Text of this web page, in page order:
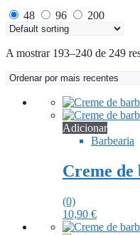
48 96 200
A mostrar 193–240 de 249
Adicionar
Barbearia
Creme
(0)
10,90 €